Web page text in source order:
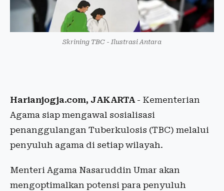
Skrining TBC - Ilustrasi Antara
Harianjogja.com, JAKARTA- Kementerian
Agama siap mengawal sosialisasi
penanggulangan Tuberkulosis (TBC) melalui
penyuluh agama di setiap wilayah.
Menteri Agama Nasaruddin Umar akan
mengoptimalkan potensi para penyuluh